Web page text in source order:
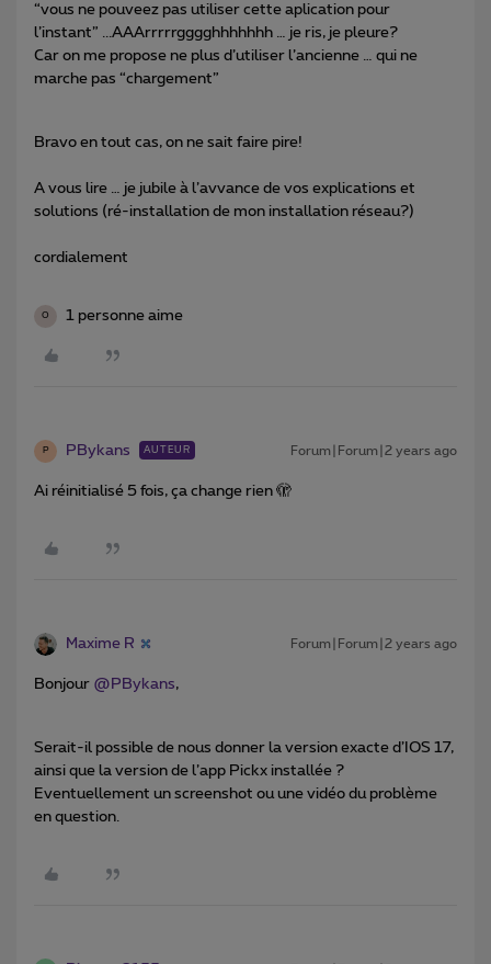
“vous ne pouveez pas utiliser cette aplication pour
l’instant” ...AAArrrrrgggghhhhhhh … je ris, je pleure?
Car on me propose ne plus d’utiliser l’ancienne … qui ne
marche pas “chargement”
Bravo en tout cas, on ne sait faire pire!
A vous lire … je jubile à l’avvance de vos explications et
solutions (ré-installation de mon installation réseau?)
cordialement
O 1 personne aime
P PBykans AUTEUR Forum|Forum|2 years ago
Ai réinitialisé 5 fois, ça change rien 🫣
Maxime R Forum|Forum|2 years ago
Bonjour @PBykans,
Serait-il possible de nous donner la version exacte d’IOS 17,
ainsi que la version de l’app Pickx installée ?
Eventuellement un screenshot ou une vidéo du problème
en question.